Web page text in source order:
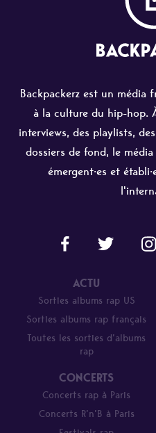
Backpackerz est un média
à la culture du hip-hop.
interviews, des playlists,
dossiers de fond, le
émergent·es et
ACTU
Sorties albums rap US
Sorties albums rap français
Toutes les sorties d’albums
rap
CONCERTS
Concerts rap à Paris
Concerts R’n’B à Paris